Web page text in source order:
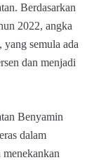
Berdasarkan
2022, angka
semula ada
dan menjadi
Benyamin
dalam